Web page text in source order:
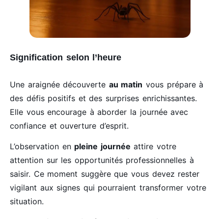
Signification selon l’heure
Une araignée découverte au matin vous prépare à
des défis positifs et des surprises enrichissantes.
Elle vous encourage à aborder la journée avec
confiance et ouverture d’esprit.
L’observation en pleine journée attire votre
attention sur les opportunités professionnelles à
saisir. Ce moment suggère que vous devez rester
vigilant aux signes qui pourraient transformer votre
situation.